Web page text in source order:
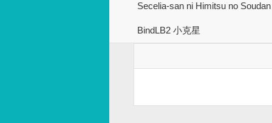
Secelia-san ni Himitsu no Soudan
BindLB2 小克星